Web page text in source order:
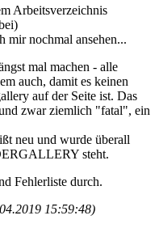
Arbeitsverzeichnis
mir nochmal ansehen...
mal machen - alle
auch, damit es keinen
auf der Seite ist. Das
zwar ziemlich "fatal", ein
neu und wurde überall
steht.
Fehlerliste durch.
15:59:48)